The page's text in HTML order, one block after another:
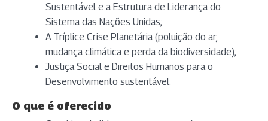
Sustentável e a Estrutura de Liderança do
Sistema das Nações Unidas;
A Tríplice Crise Planetária (poluição do ar,
mudança climática e perda da biodiversidade);
Justiça Social e Direitos Humanos para o
Desenvolvimento sustentável.
O que é oferecido